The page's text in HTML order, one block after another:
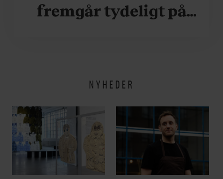
fremgår tydeligt på
NYHEDER